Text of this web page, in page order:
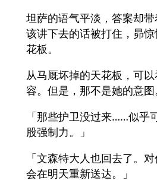
坦萨的语气平淡，答案却
该讲下去的话被打住，昴
花板。
从马厩坏掉的天花板，可
容。但是，那不是她的意图
「那些护卫没过来……似乎
股强制力。」
「文森特大人也回去了。
会在明天重新送达。」